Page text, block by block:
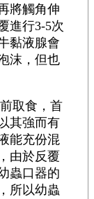
將觸角伸
進行3-5次
黏液腺會
沫，但也
取食，首
其強而有
能充份混
由於反覆
蟲口器的
所以幼蟲